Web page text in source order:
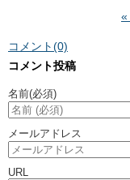
«
コメント(0)
コメント投稿
名前(必須)
メールアドレス
URL